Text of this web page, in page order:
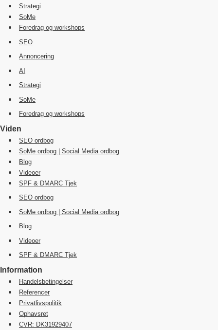
Strategi
SoMe
Foredrag og workshops
SEO
Annoncering
AI
Strategi
SoMe
Foredrag og workshops
Viden
SEO ordbog
SoMe ordbog | Social Media ordbog
Blog
Videoer
SPF & DMARC Tjek
SEO ordbog
SoMe ordbog | Social Media ordbog
Blog
Videoer
SPF & DMARC Tjek
Information
Handelsbetingelser
Referencer
Privatlivspolitik
Ophavsret
CVR: DK31929407